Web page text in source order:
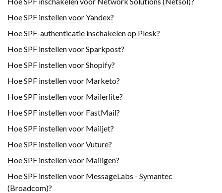
Hoe SPF instellen voor Yandex?
Hoe SPF-authenticatie inschakelen op Plesk?
Hoe SPF instellen voor Sparkpost?
Hoe SPF instellen voor Shopify?
Hoe SPF instellen voor Marketo?
Hoe SPF instellen voor Mailerlite?
Hoe SPF instellen voor FastMail?
Hoe SPF instellen voor Mailjet?
Hoe SPF instellen voor Vuture?
Hoe SPF instellen voor Mailigen?
Hoe SPF instellen voor MessageLabs - Symantec
(Broadcom)?